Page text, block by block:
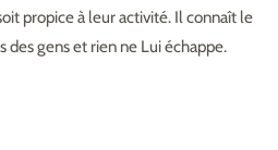
propice à leur activité. Il connaît le
gens et rien ne Lui échappe.